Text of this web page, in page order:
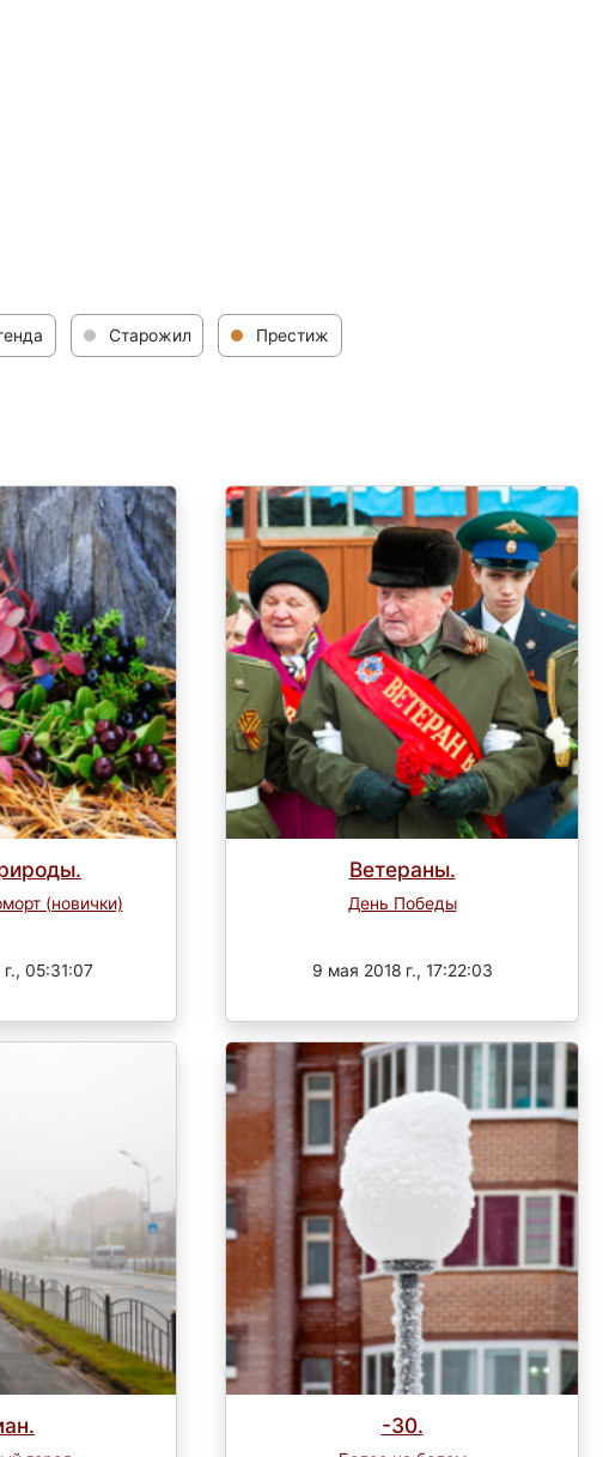
Старожил Престиж
(новички)
г., 05:31:07
Ветераны.
День Победы
9 мая 2018 г., 17:22:03
-30.